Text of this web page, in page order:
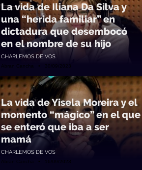
La vida de Iliana Da Silva y
una “herida familiar” en
dictadura que desembocó
en el nombre de su hijo
CHARLEMOS DE VOS
Abran Cancha • 30/09/2023
La vida de Yisela Moreira y el
momento “mágico” en el que
se enteró que iba a ser
mamá
CHARLEMOS DE VOS
Abran Cancha • 16/09/2023